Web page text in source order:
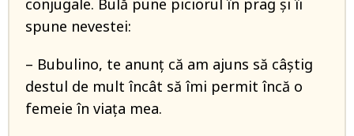
conjugale. Bulă pune piciorul în prag și îi
spune nevestei:
– Bubulino, te anunț că am ajuns să câștig
destul de mult încât să îmi permit încă o
femeie în viața mea.